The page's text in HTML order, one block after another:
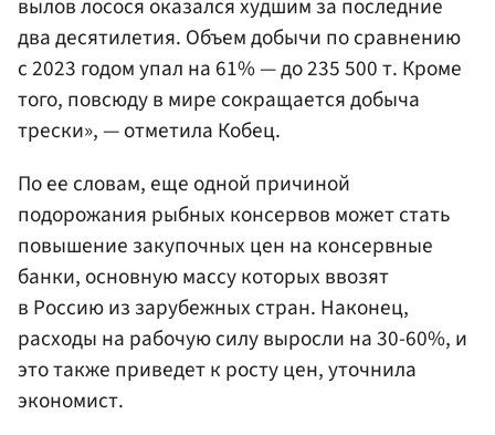
вылов лосося оказался худшим за последние
два десятилетия. Объем добычи по сравнению
с 2023 годом упал на 61% — до 235 500 т. Кроме
того, повсюду в мире сокращается добыча
трески», — отметила Кобец.
По ее словам, еще одной причиной
подорожания рыбных консервов может стать
повышение закупочных цен на консервные
банки, основную массу которых ввозят
в Россию из зарубежных стран. Наконец,
расходы на рабочую силу выросли на 30-60%, и
это также приведет к росту цен, уточнила
экономист.